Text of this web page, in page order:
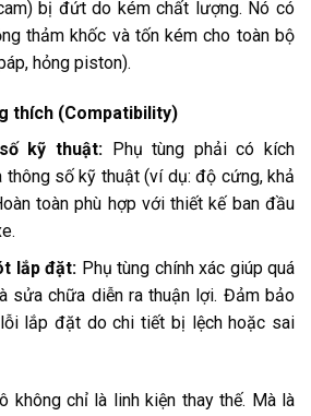
bị đứt do kém chất lượng. Nó có
thảm khốc và tốn kém cho toàn bộ
hỏng piston).
thích (Compatibility)
kỹ thuật:Phụ tùng phải có kích
thông số kỹ thuật (ví dụ: độ cứng, khả
toàn phù hợp với thiết kế ban đầu
lắp đặt: Phụ tùng chính xác giúp quá
sửa chữa diễn ra thuận lợi. Đảm bảo
lắp đặt do chi tiết bị lệch hoặc sai
không chỉ là linh kiện thay thế. Mà là